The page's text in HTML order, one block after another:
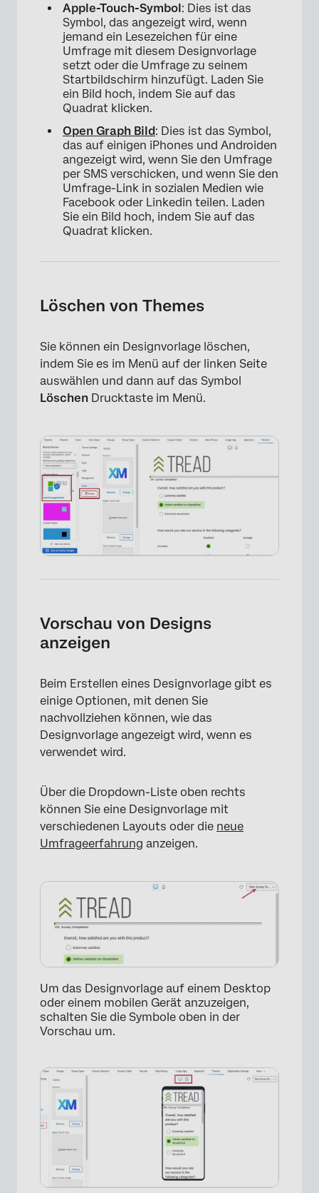
×
Apple-Touch-Symbol: Dies ist das
Symbol, das angezeigt wird, wenn
jemand ein Lesezeichen für eine
Umfrage mit diesem Designvorlage
setzt oder die Umfrage zu seinem
Startbildschirm hinzufügt. Laden Sie
ein Bild hoch, indem Sie auf das
Quadrat klicken.
Open Graph Bild: Dies ist das Symbol,
das auf einigen iPhones und Androiden
angezeigt wird, wenn Sie den Umfrage
per SMS verschicken, und wenn Sie den
Umfrage-Link in sozialen Medien wie
Facebook oder Linkedin teilen. Laden
Sie ein Bild hoch, indem Sie auf das
Quadrat klicken.
Löschen von Themes
Sie können ein Designvorlage löschen,
indem Sie es im Menü auf der linken Seite
auswählen und dann auf das Symbol
Löschen Drucktaste im Menü.
×
Vorschau von Designs
anzeigen
Beim Erstellen eines Designvorlage gibt es
einige Optionen, mit denen Sie
nachvollziehen können, wie das
Designvorlage angezeigt wird, wenn es
verwendet wird.
Über die Dropdown-Liste oben rechts
können Sie eine Designvorlage mit
verschiedenen Layouts oder die neue
Umfrageerfahrung anzeigen.
Um das Designvorlage auf einem Desktop
oder einem mobilen Gerät anzuzeigen,
schalten Sie die Symbole oben in der
Vorschau um.